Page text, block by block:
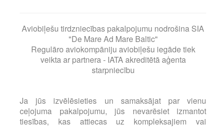
Aviobiļešu tirdzniecības pakalpojumu nodrošina SIA
"De Mare Ad Mare Baltic"
Regulāro aviokompāniju aviobiļešu iegāde tiek
veikta ar partnera - IATA akreditētā aģenta
starpniecību
Ja jūs izvēlēsieties un samaksājat par vienu
ceļojuma pakalpojumu, jūs nevarēsiet izmantot
tiesības, kas attiecas uz kompleksajiem vai